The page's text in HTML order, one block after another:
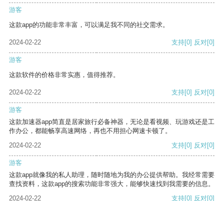
游客
这款app的功能非常丰富，可以满足我不同的社交需求。
2024-02-22 支持[0] 反对[0]
游客
这款软件的价格非常实惠，值得推荐。
2024-02-22 支持[0] 反对[0]
游客
这款加速器app简直是居家旅行必备神器，无论是看视频、玩游戏还是工
作办公，都能畅享高速网络，再也不用担心网速卡顿了。
2024-02-22
支持[0] 反对[0]
游客
这款app就像我的私人助理，随时随地为我的办公提供帮助。我经常需要
查找资料，这款app的搜索功能非常强大，能够快速找到我需要的信息。
2024-02-22
支持[0] 反对[0]